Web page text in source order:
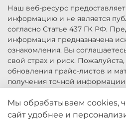
Наш веб-ресурс
информацию и не является
согласно Статье 437 ГК РФ.
информация предназначена
ознакомления. Вы
свой страх и риск.
обновления прайс-листов и
получения точной информации
заказа услуг заполните форму
Цены, указанные на сайте
Мы обрабатываем cookies,
сайт удобнее и